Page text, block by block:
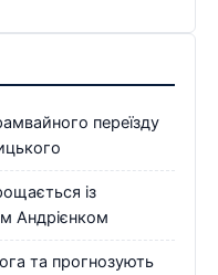
переїзду
із
Андрієнком
та прогнозують